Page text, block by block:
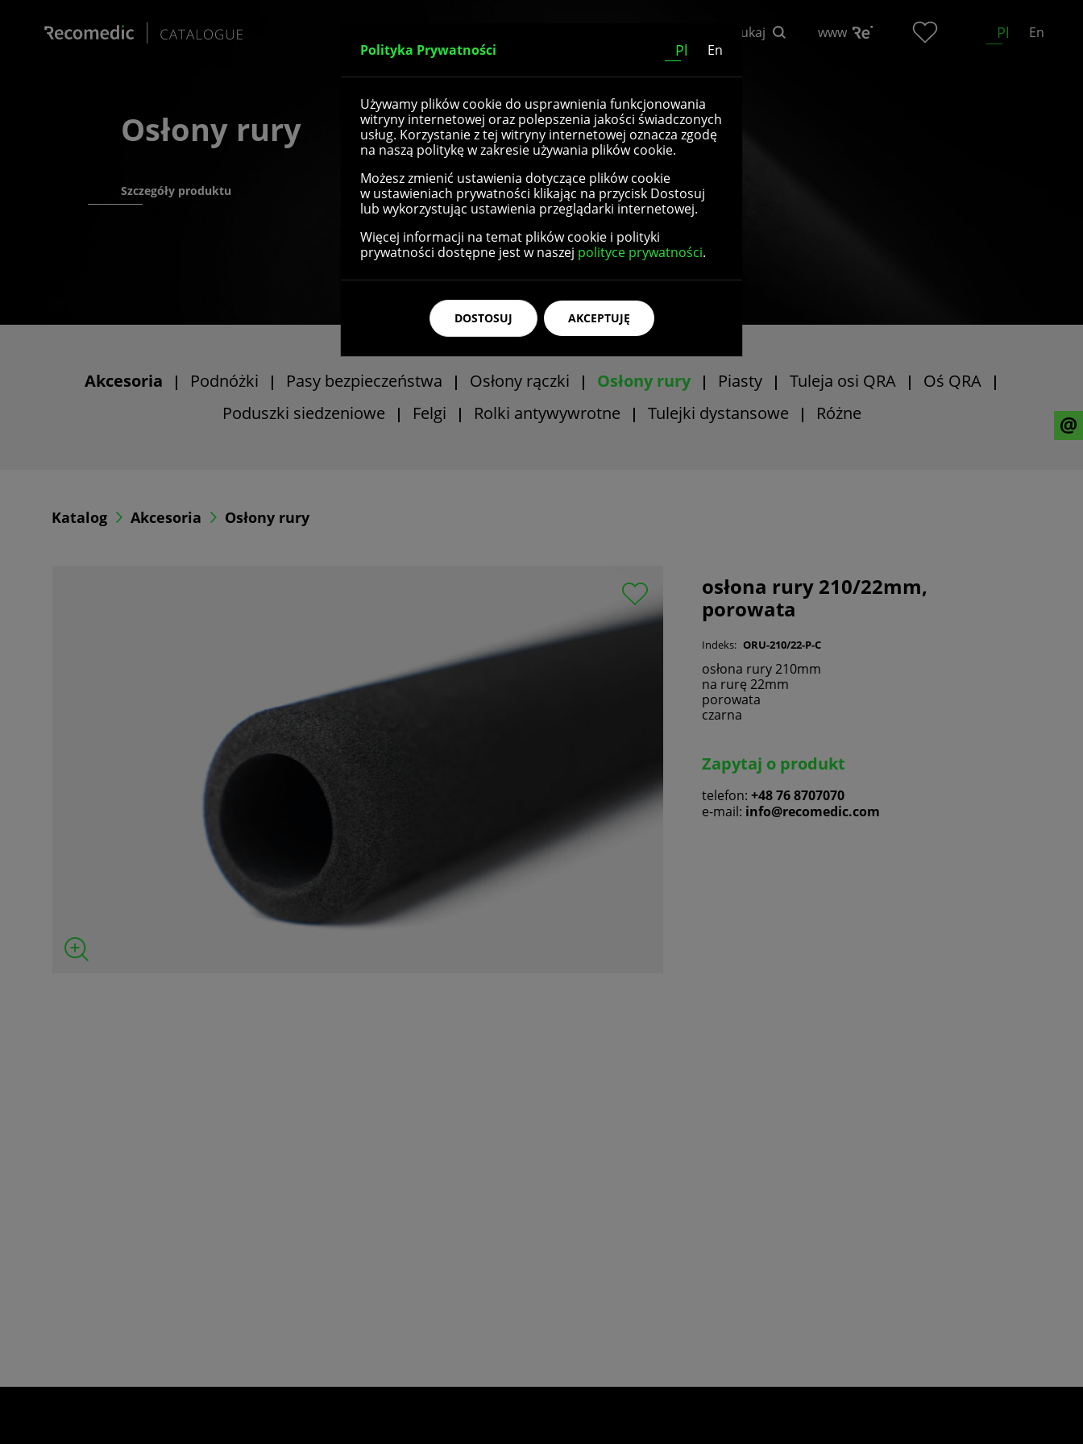
Szukaj www Pl En
Osłony rury
Szczegóły produktu
Akcesoria | Podnóżki | Pasy bezpieczeństwa | Osłony rączki | Osłony rury| Piasty| Tuleja osi QRA| Oś QRA|
Poduszki siedzeniowe | Felgi | Rolki antywywrotne | Tulejki dystansowe | Różne
Katalog Akcesoria Osłony rury
osłona rury 210/22mm,
porowata
Indeks: ORU-210/22-P-C
osłona rury 210mm
na rurę 22mm
porowata
czarna
Zapytaj o produkt
telefon: +48 76 8707070
e-mail: info@recomedic.com
Polityka Prywatności Pl En
Używamy plików cookie do usprawnienia funkcjonowania
witryny internetowej oraz polepszenia jakości świadczonych
usług. Korzystanie z tej witryny internetowej oznacza zgodę
na naszą politykę w zakresie używania plików cookie.
Możesz zmienić ustawienia dotyczące plików cookie
w ustawieniach prywatności klikając na przycisk Dostosuj
lub wykorzystując ustawienia przeglądarki internetowej.
Więcej informacji na temat plików cookie i polityki
prywatności dostępne jest w naszej polityce prywatności.
DOSTOSUJ AKCEPTUJĘ